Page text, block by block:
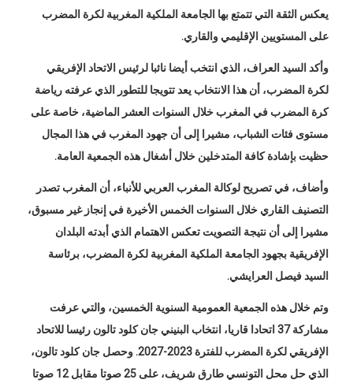
يعكس الثقة التي تتمتع بها الجامعة الملكية المغربية لكرة المضرب
على المستويين الإقليمي والقاري.
وأكد السيد العراف، الذي انتخب أيضا نائبا لرئيس الاتحاد الإفريقي
لكرة المضرب، أن هذا الانتخاب يعد تتويجا للتطور الذي عرفته رياضة
كرة المضرب في المغرب خلال السنوات العشر الماضية، خاصة على
مستوى فئات الشباب، مشيرا إلى أن جهود المغرب في هذا المجال
حظيت بإشادة كافة المتدخلين خلال أشغال هذه الجمعية العامة.
وأضاف، في تصريح لوكالة المغرب العربي للأنباء، أن المغرب تصدر
التصنيف القاري خلال السنوات الخمس الأخيرة في إنجاز غير مسبوق،
مشيرا إلى أن نتيجة التصويت تعكس الاهتمام الذي أبدته البلدان
الإفريقية بجهود الجامعة الملكية المغربية لكرة المضرب، برئاسة
السيد فيصل العرايشي.
وتم خلال هذه الجمعية العمومية السنوية الخمسين، والتي عرفت
مشاركة 37 اتحادا قاريا، انتخاب البنيني جان كلود تالون رئيسا للاتحاد
الإفريقي لكرة المضرب للفترة 2023-2027. وحصل جان كلود تالون،
الذي حل محل التونسي طارق شريف، على 25 صوتا مقابل 12 صوتا